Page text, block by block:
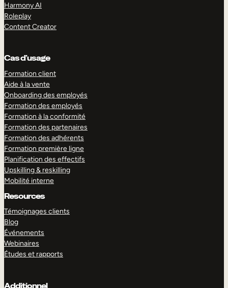
Harmony AI
Roleplay
Content Creator
Cas d’usage
Formation client
Aide à la vente
Onboarding des employés
Formation des employés
Formation à la conformité
Formation des partenaires
Formation des adhérents
Formation première ligne
Planification des effectifs
Upskilling & reskilling
Mobilité interne
Resources
Témoignages clients
Blog
Événements
Webinaires
Études et rapports
Additionnel